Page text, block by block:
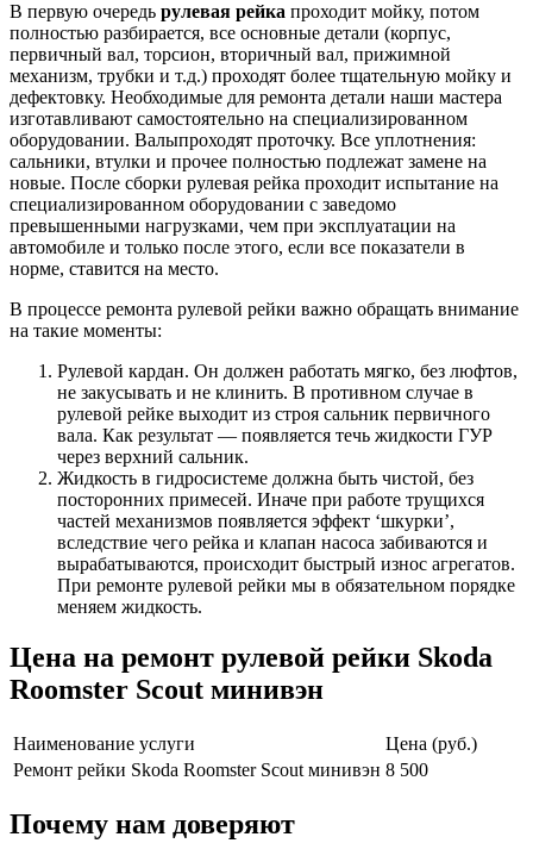
В первую очередь рулевая рейка проходит мойку, потом
полностью разбирается, все основные детали (корпус,
первичный вал, торсион, вторичный вал, прижимной
механизм, трубки и т.д.) проходят более тщательную мойку и
дефектовку. Необходимые для ремонта детали наши мастера
изготавливают самостоятельно на специализированном
оборудовании. Валыпроходят проточку. Все уплотнения:
сальники, втулки и прочее полностью подлежат замене на
новые. После сборки рулевая рейка проходит испытание на
специализированном оборудовании с заведомо
превышенными нагрузками, чем при эксплуатации на
автомобиле и только после этого, если все показатели в
норме, ставится на место.
В процессе ремонта рулевой рейки важно обращать внимание
на такие моменты:
Рулевой кардан. Он должен работать мягко, без люфтов,
не закусывать и не клинить. В противном случае в
рулевой рейке выходит из строя сальник первичного
вала. Как результат — появляется течь жидкости ГУР
через верхний сальник.
Жидкость в гидросистеме должна быть чистой, без
посторонних примесей. Иначе при работе трущихся
частей механизмов появляется эффект ‘шкурки’,
вследствие чего рейка и клапан насоса забиваются и
вырабатываются, происходит быстрый износ агрегатов.
При ремонте рулевой рейки мы в обязательном порядке
меняем жидкость.
Цена на ремонт рулевой рейки Skoda
Roomster Scout минивэн
Наименование услуги
Цена (руб.)
Ремонт рейки Skoda Roomster Scout минивэн 8 500
Почему нам доверяют